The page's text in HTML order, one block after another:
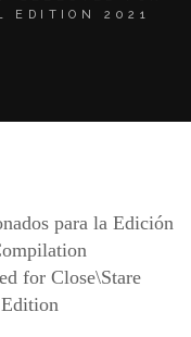
EDITION 2021
para la Edición
for Close\Stare